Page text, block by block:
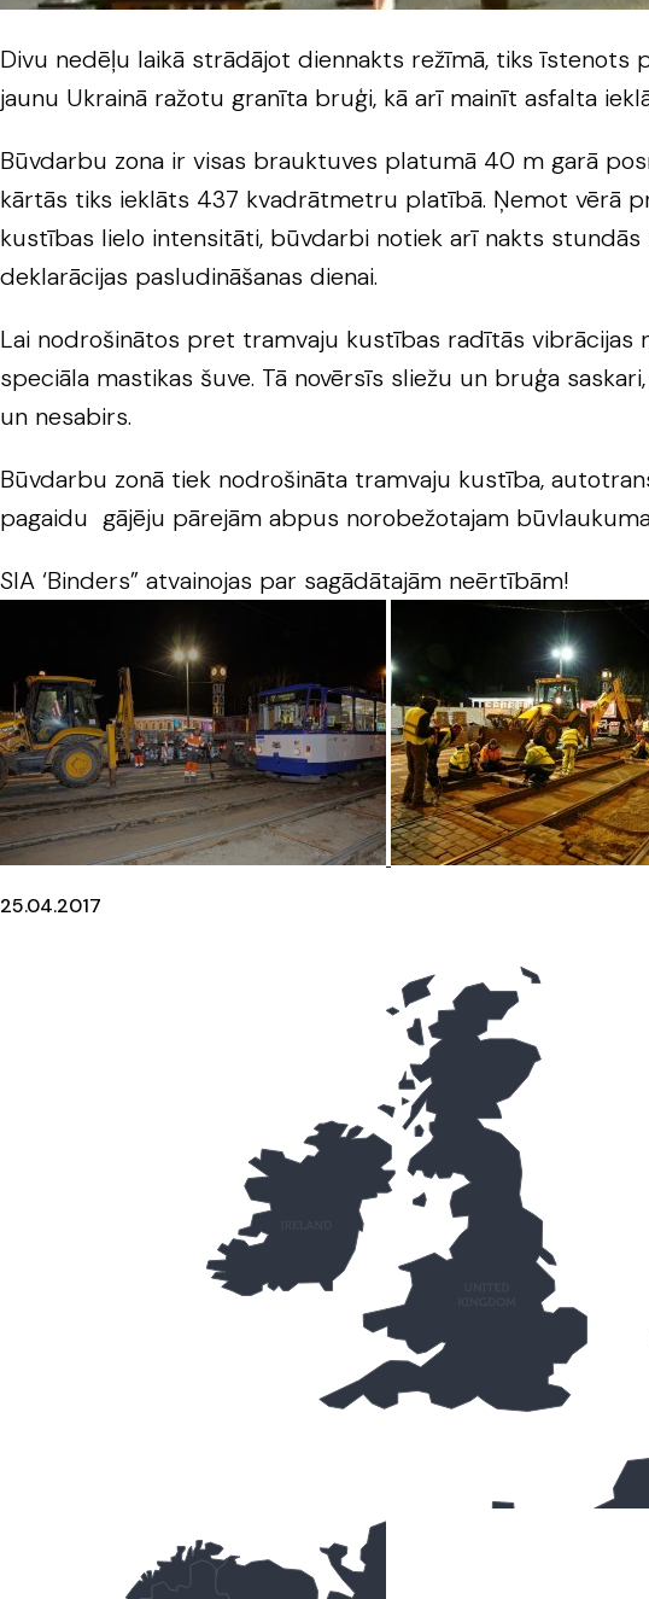
Divu nedēļu laikā strādājot diennakts režīmā, tiks
jaunu Ukrainā ražotu granīta bruģi, kā arī mainīt asfalta
Būvdarbu zona ir visas brauktuves platumā 40 m garā
kārtās tiks ieklāts 437 kvadrātmetru platībā. Ņemot vērā
kustības lielo intensitāti, būvdarbi notiek arī nakts
deklarācijas pasludināšanas dienai.
Lai nodrošinātos pret tramvaju kustības radītās
speciāla mastikas šuve. Tā novērsīs sliežu un bruģa
un nesabirs.
Būvdarbu zonā tiek nodrošināta tramvaju kustība,
pagaidu gājēju pārejām abpus norobežotajam
SIA ‘Binders” atvainojas par sagādātajām neērtībām!
25.04.2017